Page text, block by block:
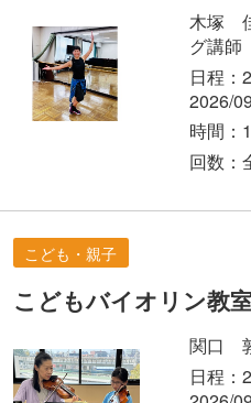
木塚
グ講師
日程：
2026/
時間：
回数：
こども・親子
こどもバイオリン教
関口
日程：